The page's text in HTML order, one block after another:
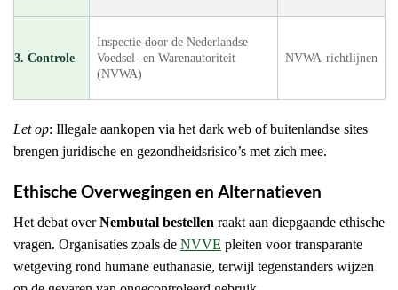
3. Controle
Inspectie door de Nederlandse
Voedsel- en Warenautoriteit
(NVWA)
NVWA-richtlijnen
Let op: Illegale aankopen via het dark web of buitenlandse sites
brengen juridische en gezondheidsrisico’s met zich mee.
Ethische Overwegingen en Alternatieven
Het debat overNembutal bestellen raakt aan diepgaande ethische
vragen. Organisaties zoals de NVVE pleiten voor transparante
wetgeving rond humane euthanasie, terwijl tegenstanders wijzen